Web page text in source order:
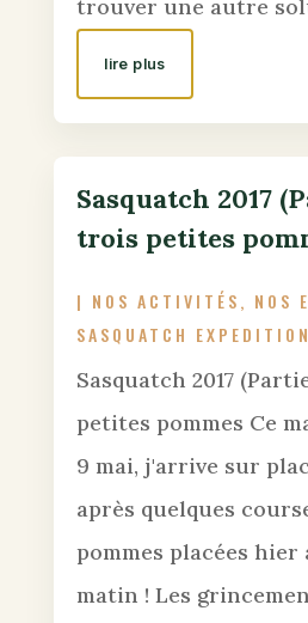
trouver une autre
lire plus
Sasquatch 2017
trois petites
| NOS ACTIVITÉS, NOS
SASQUATCH
Sasquatch 2017
petites pommes Ce
9 mai, j'arrive sur
après quelques
pommes placées hier
matin ! Les